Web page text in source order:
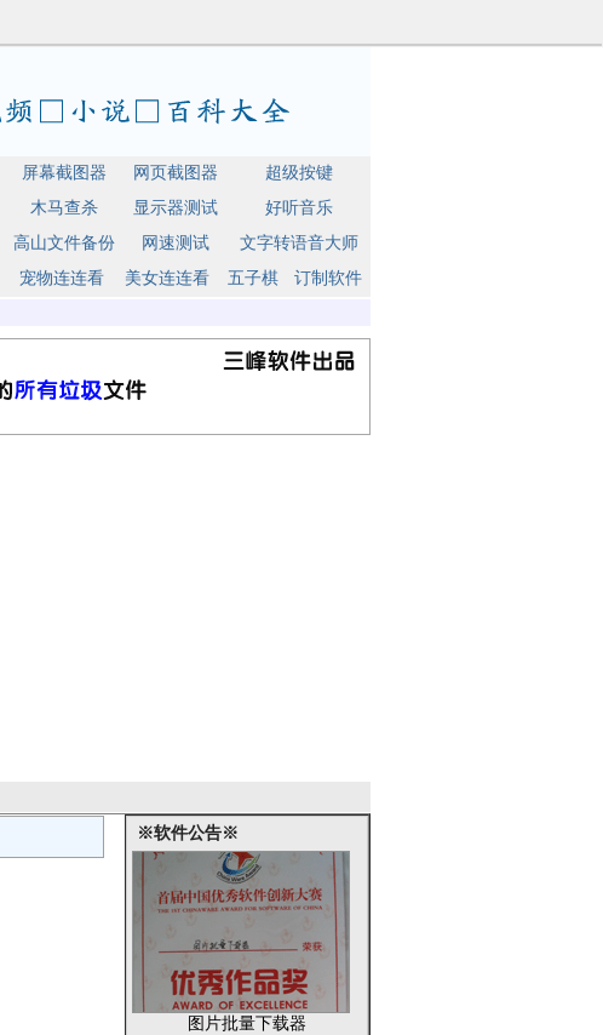
屏幕截图器 网页截图器
超级按键
木马查杀 显示器测试
好听音乐
高山文件备份 网速测试
文字转语音大师
宠物连连看 美女连连看 五子棋
订制软件
※软件公告※
图片批量下载器